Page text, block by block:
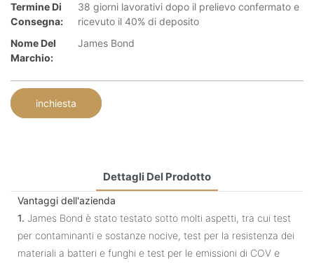
Termine Di
Consegna:
38 giorni lavorativi dopo il prelievo confermato e
ricevuto il 40% di deposito
Nome Del
Marchio:
James Bond
inchiesta
Dettagli Del Prodotto
Vantaggi dell'azienda
1. James Bond è stato testato sotto molti aspetti, tra cui test
per contaminanti e sostanze nocive, test per la resistenza dei
materiali a batteri e funghi e test per le emissioni di COV e